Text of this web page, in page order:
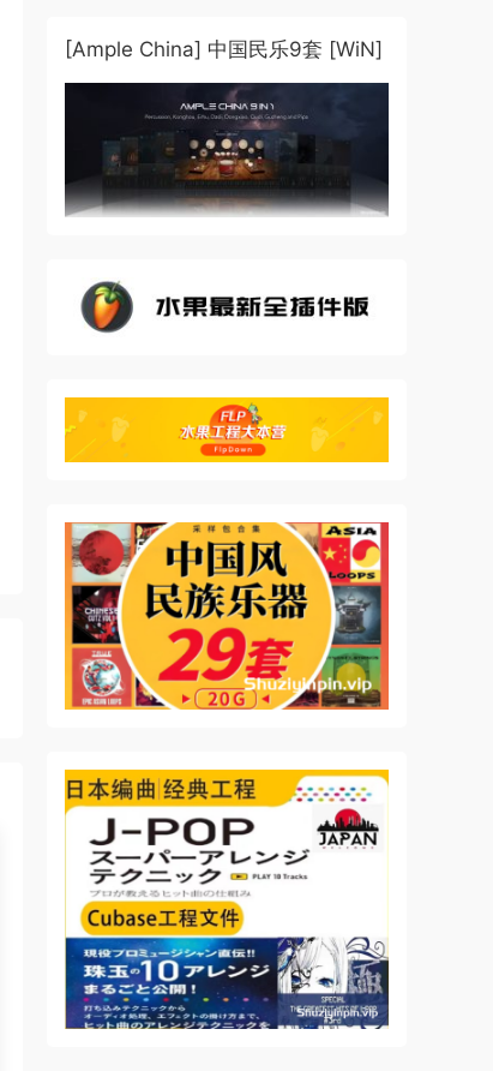
[Ample China] 中国民乐9套 [WiN]